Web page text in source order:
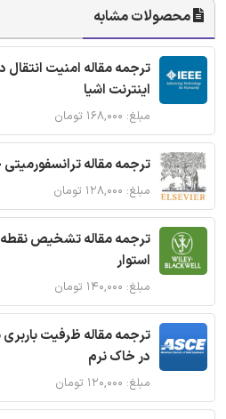
محصولات مشابه
اینترنت اشیا
مبلغ: ۱۶۸,۰۰۰ تومان
ترجمه مقاله
مبلغ: ۱۲۸,۰۰۰ تومان
ترجمه مقاله تشخیص نقطه
استوار
مبلغ: ۱۴۰,۰۰۰ تومان
ترجمه مقاله ظرفیت
در خاک نرم
مبلغ: ۱۲۰,۰۰۰ تومان